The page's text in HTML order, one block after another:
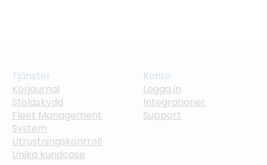
Tjänster
Körjournal
Stöldskydd
Fleet Management
System
Utrustningskontroll
Unika kundcase
Konto
Logga in
Integrationer
Support